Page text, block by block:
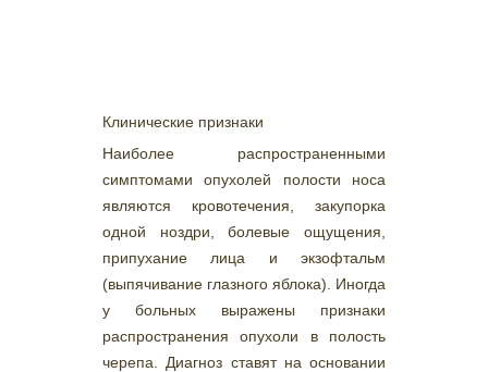
Клинические признаки
Наиболее распространенными
симптомами опухолей полости носа
являются кровотечения, закупорка
одной ноздри, болевые ощущения,
припухание лица и экзофтальм
(выпячивание глазного яблока). Иногда
у больных выражены признаки
распространения опухоли в полость
черепа. Диагноз ставят на основании